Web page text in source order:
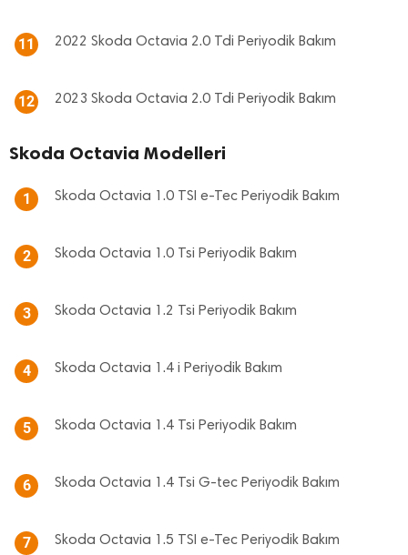
11 2022 Skoda Octavia 2.0 Tdi Periyodik Bakım
12 2023 Skoda Octavia 2.0 Tdi Periyodik Bakım
Skoda Octavia Modelleri
1 Skoda Octavia 1.0 TSI e-Tec Periyodik Bakım
2 Skoda Octavia 1.0 Tsi Periyodik Bakım
3 Skoda Octavia 1.2 Tsi Periyodik Bakım
4 Skoda Octavia 1.4 i Periyodik Bakım
5 Skoda Octavia 1.4 Tsi Periyodik Bakım
6 Skoda Octavia 1.4 Tsi G-tec Periyodik Bakım
7 Skoda Octavia 1.5 TSI e-Tec Periyodik Bakım